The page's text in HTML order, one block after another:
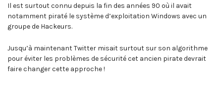
Il est surtout connu depuis la fin des années 90 où il avait
notamment piraté le système d’exploitation Windows avec un
groupe de Hackeurs.
Jusqu’à maintenant Twitter misait surtout sur son algorithme
pour éviter les problèmes de sécurité cet ancien pirate devrait
faire changer cette approche !